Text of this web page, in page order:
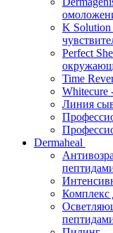
K Solution
Perfect
Time
Whitecure
Линия
Dermaheal
Комплекс